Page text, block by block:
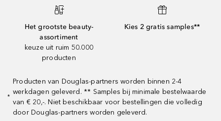
Het grootste beauty-
assortiment
keuze uit ruim 50.000
producten
Kies 2 gratis samples**
*
Producten van Douglas-partners worden binnen 2-4
werkdagen geleverd. ** Samples bij minimale bestelwaarde
van € 20,-. Niet beschikbaar voor bestellingen die volledig
door Douglas-partners worden geleverd.